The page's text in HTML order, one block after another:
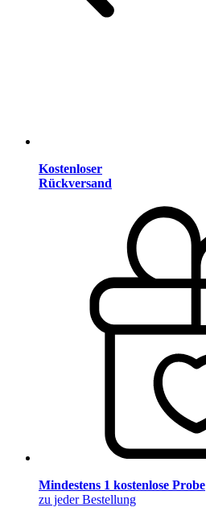
Kostenloser
Rückversand
Mindestens 1 kostenlose Probe
zu jeder Bestellung